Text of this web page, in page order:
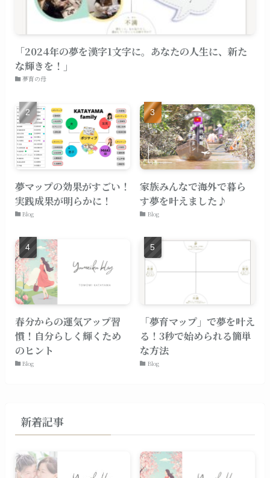
「2024年の夢を漢字1文字に。あなたの人生に、新た
な輝きを！」
夢育の母
夢マップの効果がすごい！
実践成果が明らかに！
Blog
家族みんなで海外で暮ら
す夢を叶えました♪
Blog
春分からの運気アップ習
慣！自分らしく輝くため
のヒント
Blog
「夢育マップ」で夢を叶え
る！3秒で始められる簡単
な方法
Blog
新着記事